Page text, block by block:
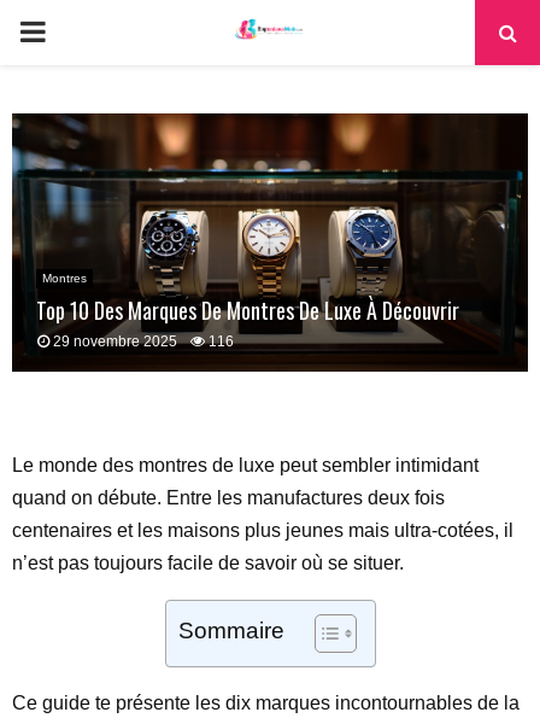
PRIMARY
Montres
Top 10 Des Marques De Montres De Luxe À Découvrir
29 novembre 2025 116
Le monde des montres de luxe peut sembler intimidant
quand on débute. Entre les manufactures deux fois
centenaires et les maisons plus jeunes mais ultra-cotées, il
n’est pas toujours facile de savoir où se situer.
Sommaire
Ce guide te présente les dix marques incontournables de la